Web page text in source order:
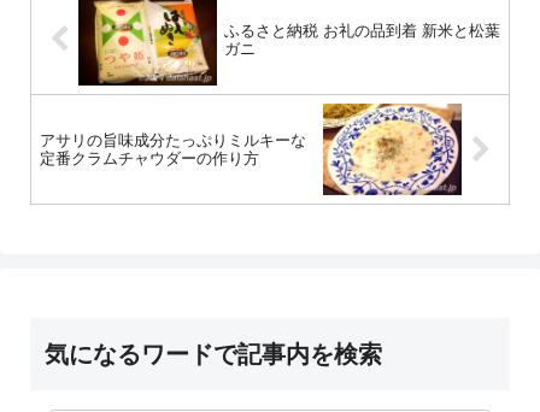
ふるさと納税 お礼の品到着 新米と松葉
ガニ
アサリの旨味成分たっぷりミルキーな
定番クラムチャウダーの作り方
気になるワードで記事内を検索